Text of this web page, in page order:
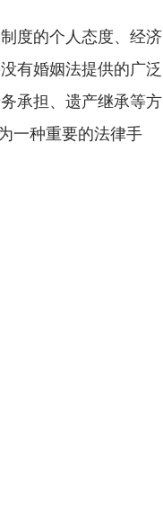
度的个人态度、经济
有婚姻法提供的广泛
承担、遗产继承等方
一种重要的法律手